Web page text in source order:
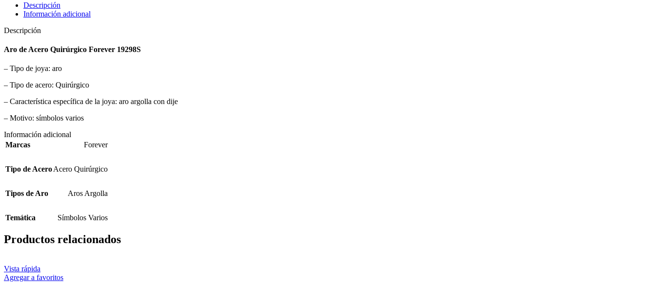
Descripción
Información adicional
Descripción
Aro de Acero Quirúrgico Forever 19298S
– Tipo de joya: aro
– Tipo de acero: Quirúrgico
– Característica específica de la joya: aro argolla con dije
– Motivo: símbolos varios
Información adicional
Marcas
Forever
Tipo de AceroAcero Quirúrgico
Tipos de Aro Aros Argolla
Temática Símbolos Varios
Productos relacionados
Vista rápida
Agregar a favoritos